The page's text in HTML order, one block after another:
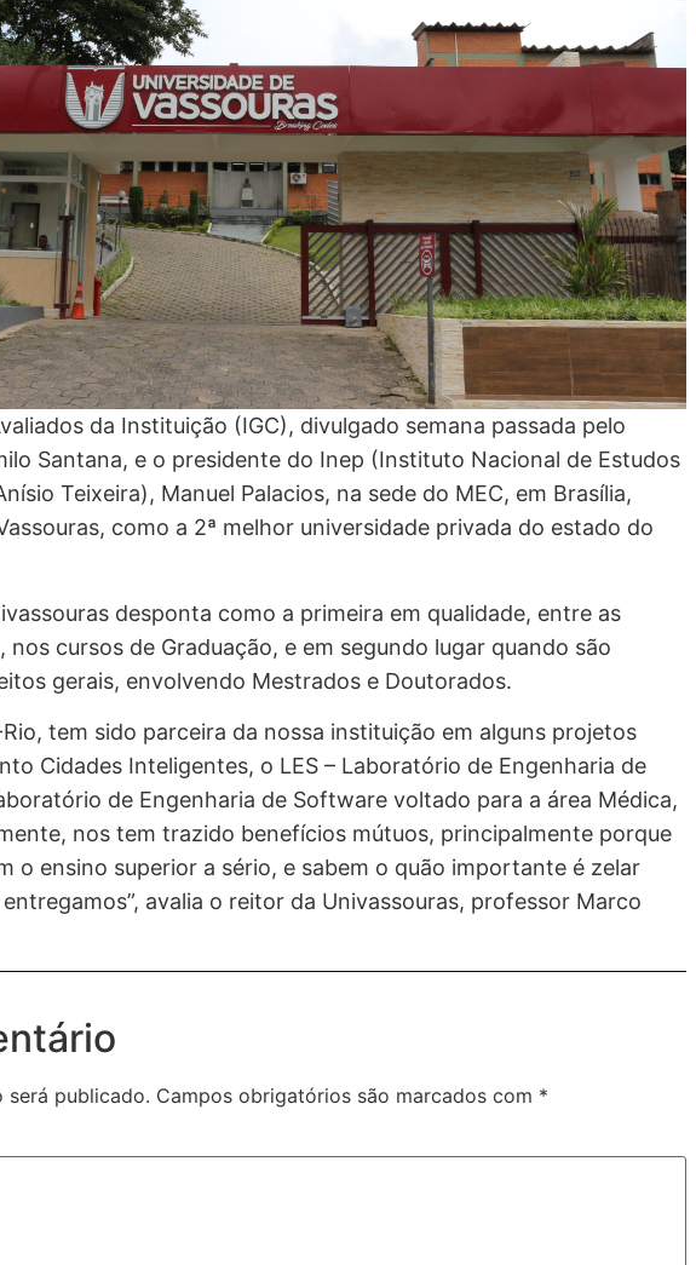
da Instituição (IGC), divulgado semana passada pelo
Santana, e o presidente do Inep (Instituto Nacional de Estudos
Teixeira), Manuel Palacios, na sede do MEC, em Brasília,
como a 2ª melhor universidade privada do estado do
desponta como a primeira em qualidade, entre as
nos cursos de Graduação, e em segundo lugar quando são
gerais, envolvendo Mestrados e Doutorados.
tem sido parceira da nossa instituição em alguns projetos
Cidades Inteligentes, o LES – Laboratório de Engenharia de
de Engenharia de Software voltado para a área Médica,
nos tem trazido benefícios mútuos, principalmente porque
o ensino superior a sério, e sabem o quão importante é zelar
avalia o reitor da Univassouras, professor Marco
será publicado. Campos obrigatórios são marcados com *